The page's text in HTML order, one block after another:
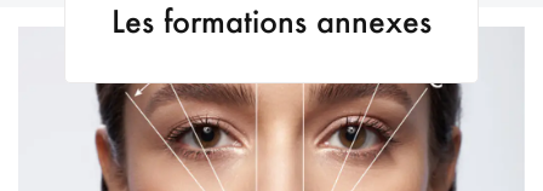
Les formations annexes